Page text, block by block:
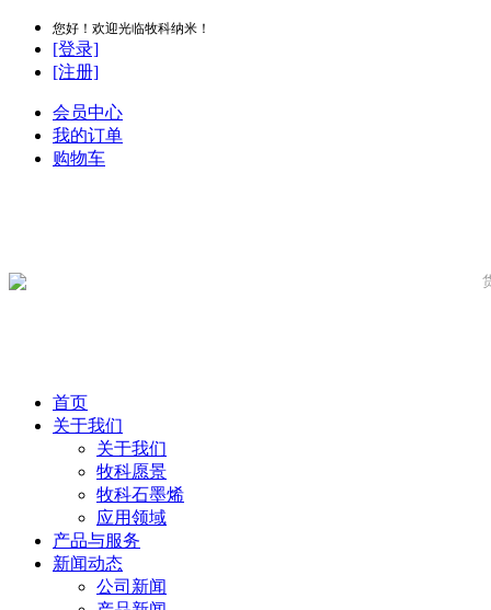
您好！欢迎光临牧科纳米！
[登录]
[注册]
会员中心
我的订单
购物车
首页
关于我们
关于我们
牧科愿景
牧科石墨烯
应用领域
产品与服务
新闻动态
公司新闻